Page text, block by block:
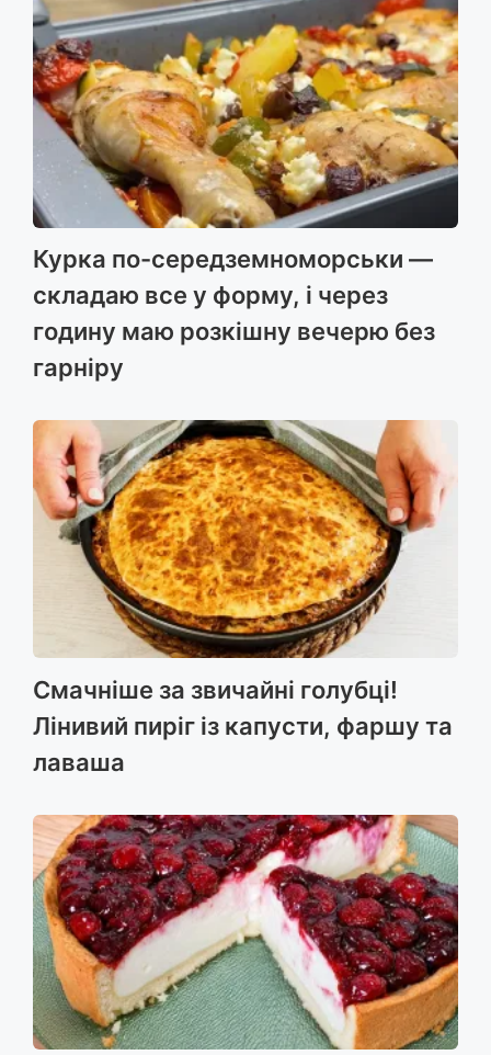
Курка по-середземноморськи —
складаю все у форму, і через
годину маю розкішну вечерю без
гарніру
Смачніше за звичайні голубці!
Лінивий пиріг із капусти, фаршу та
лаваша